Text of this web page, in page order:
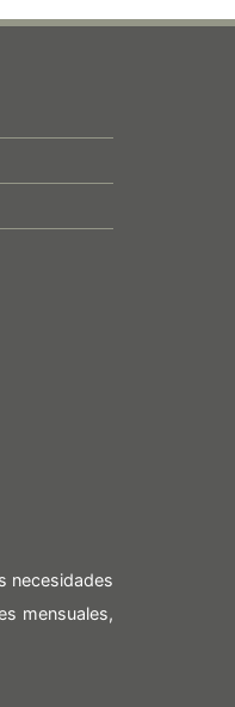
necesidades
mensuales,